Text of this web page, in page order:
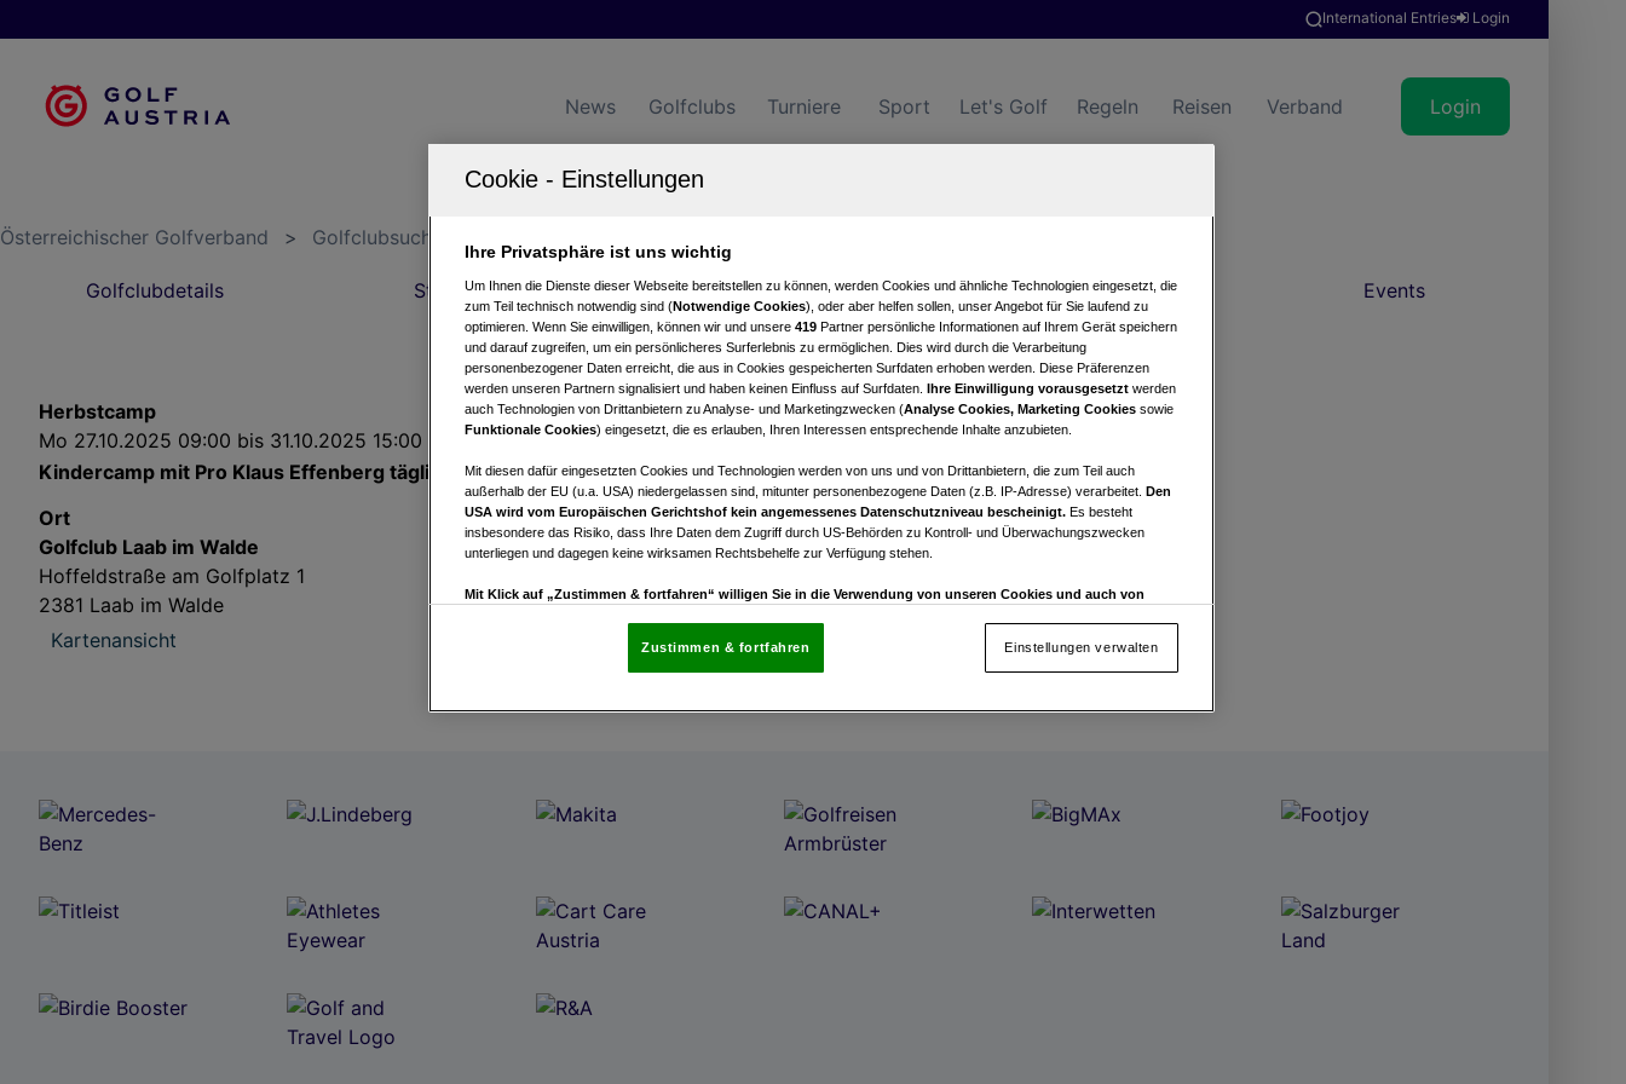
International Entries Login
News Golfclubs Turniere Sport Let's Golf Regeln Reisen Verband Login
Österreichischer Golfverband > Golfclubsuche
Golfclubdetails Startzeiten Turnierkalender Clubnews Events
Herbstcamp
Mo 27.10.2025 09:00 bis 31.10.2025 15:00 - Kindercamp
Kindercamp mit Pro Klaus Effenberg täglich von 09:00 ‒ 15:00 Uhr.
Ort
Golfclub Laab im Walde
Hoffeldstraße am Golfplatz 1
2381 Laab im Walde
Kartenansicht
Ihre Privatsphäre ist uns wichtig
Um Ihnen die Dienste dieser Webseite bereitstellen zu können, werden Cookies und ähnliche Technologien eingesetzt, die
zum Teil technisch notwendig sind (Notwendige Cookies), oder aber helfen sollen, unser Angebot für Sie laufend zu
optimieren. Wenn Sie einwilligen, können wir und unsere 419 Partner persönliche Informationen auf Ihrem Gerät speichern
und darauf zugreifen, um ein persönlicheres Surferlebnis zu ermöglichen. Dies wird durch die Verarbeitung
personenbezogener Daten erreicht, die aus in Cookies gespeicherten Surfdaten erhoben werden. Diese Präferenzen
werden unseren Partnern signalisiert und haben keinen Einfluss auf Surfdaten. Ihre Einwilligung vorausgesetzt werden
auch Technologien von Drittanbietern zu Analyse- und Marketingzwecken (Analyse Cookies, Marketing Cookies sowie
Funktionale Cookies) eingesetzt, die es erlauben, Ihren Interessen entsprechende Inhalte anzubieten.
Mit diesen dafür eingesetzten Cookies und Technologien werden von uns und von Drittanbietern, die zum Teil auch
außerhalb der EU (u.a. USA) niedergelassen sind, mitunter personenbezogene Daten (z.B. IP-Adresse) verarbeitet. Den
USA wird vom Europäischen Gerichtshof kein angemessenes Datenschutzniveau bescheinigt. Es besteht
insbesondere das Risiko, dass Ihre Daten dem Zugriff durch US-Behörden zu Kontroll- und Überwachungszwecken
unterliegen und dagegen keine wirksamen Rechtsbehelfe zur Verfügung stehen.
Mit Klick auf „Zustimmen & fortfahren“ willigen Sie in die Verwendung von unseren Cookies und auch von
Einstellungen“, die sich auf jeder Seite unten im Footer befinden.
Verwendung genauer Standortdaten. Endgeräteeigenschaften zur Identifikation aktiv abfragen. Speichern von oder Zugriff
auf Informationen auf einem Endgerät. Personalisierte Werbung und Inhalte, Messung von Werbeleistung und der
Performance von Inhalten, Zielgruppenforschung sowie Entwicklung und Verbesserung von Angeboten.
Einstellungen verwalten
Zustimmen & fortfahren